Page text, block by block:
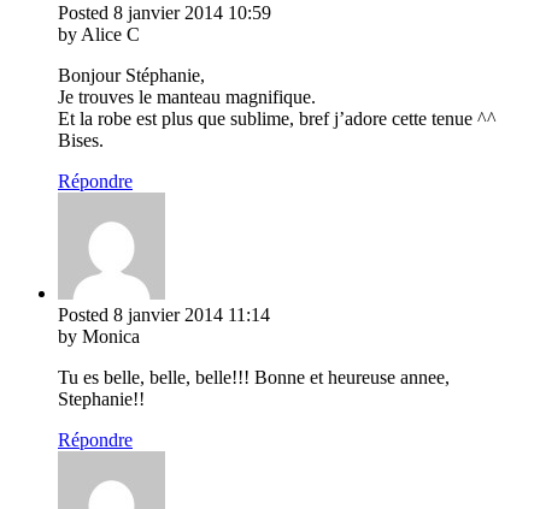
Posted 8 janvier 2014 10:59
by Alice C
Bonjour Stéphanie,
Je trouves le manteau magnifique.
Et la robe est plus que sublime, bref j’adore cette tenue ^^
Bises.
Répondre
Posted 8 janvier 2014 11:14
by Monica
Tu es belle, belle, belle!!! Bonne et heureuse annee,
Stephanie!!
Répondre